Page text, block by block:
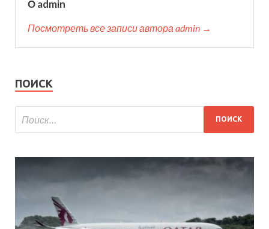
О admin
Посмотреть все записи автора admin →
ПОИСК